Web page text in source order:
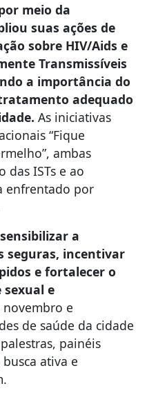
meio da
suas ações de
sobre HIV/Aids e
Transmissíveis
a importância do
adequado
As iniciativas
“Fique
ambas
das ISTs e ao
enfrentado por
a
seguras, incentivar
e fortalecer o
e
e
de saúde da cidade
painéis
ativa e